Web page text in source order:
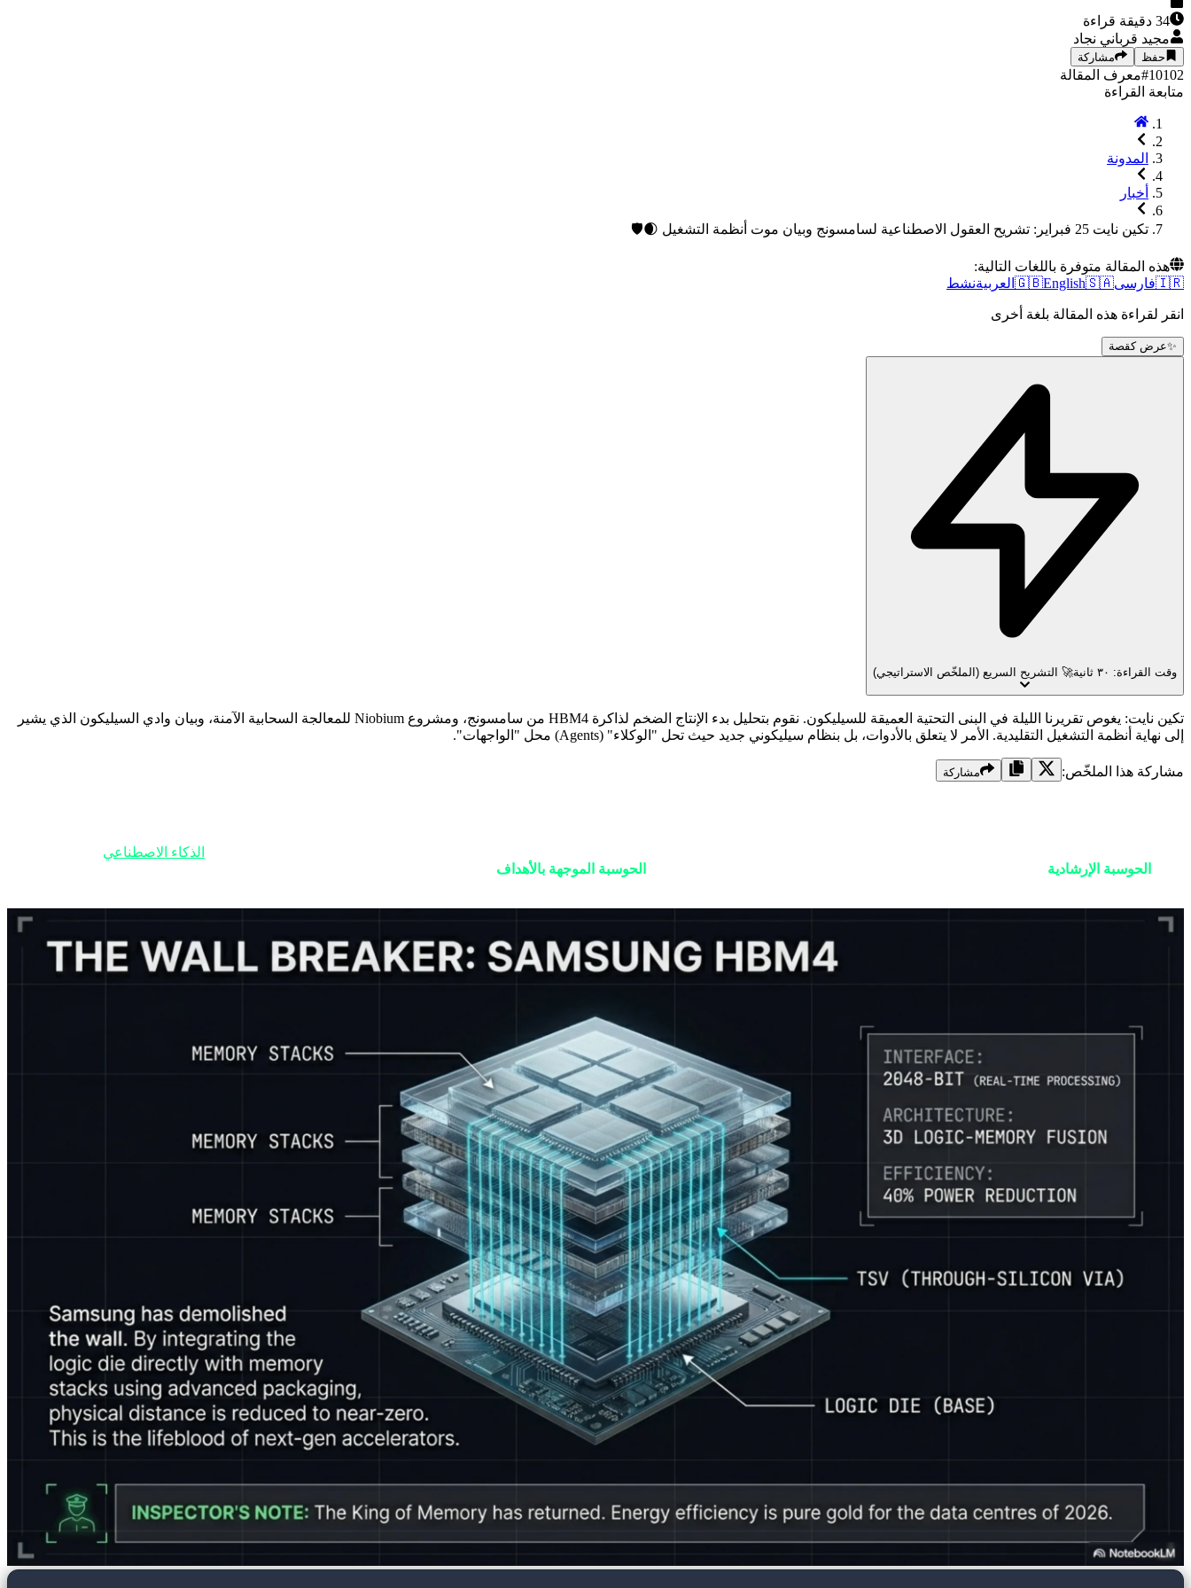
34 دقيقة قراءة
مجيد قرباني نجاد
حفظ مشاركة
#10102 معرف المقالة
متابعة القراءة
المدونة
أخبار
تکين نايت 25 فبراير: تشريح العقول الاصطناعية لسامسونج وبيان موت أنظمة التشغيل 🌒🛡️
هذه المقالة متوفرة باللغات التالية:
🇮🇷فارسی 🇬🇧English🇸🇦 العربيةنشط
انقر لقراءة هذه المقالة بلغة أخرى
✨عرض كقصة
وقت القراءة: ٣٠ ثانية 🚀 التشريح السريع (الملخّص الاستراتيجي)
تکين نايت: يغوص تقريرنا الليلة في البنى التحتية العميقة للسيليكون. نقوم بتحليل بدء الإنتاج الضخم لذاكرة HBM4 من سامسونج، ومشروع Niobium للمعالجة السحابية الآمنة، وبيان وادي السيليكون الذي يشير
إلى نهاية أنظمة التشغيل التقليدية. الأمر لا يتعلق بالأدوات، بل بنظام سيليكوني جديد حيث تحل "الوكلاء" (Agents) محل "الواجهات".
مشاركة هذا الملخّص: مشاركة
الذكاء الاصطناعي
الحوسبة الإرشادية الحوسبة الموجهة بالأهداف